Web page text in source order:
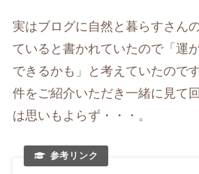
実はブログに自然と暮らすさん
ていると書かれていたので「運
できるかも」と考えていたので
件をご紹介いただき一緒に見て
は思いもよらず・・・。